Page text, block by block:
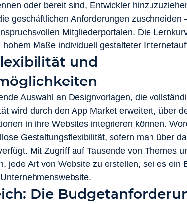
oder bereit sind, Entwickler
geschäftlichen Anforderungen zuschneiden
Mitgliederportalen. Die
Maße individuell gestalteter
und
Auswahl an Designvorlagen, die
wird durch den App Market erweitert, über
in ihre Websites integrieren können.
Gestaltungsflexibilität, sofern man über
Mit Zugriff auf Tausende von Themes
jede Art von Website zu erstellen, sei es ein
Die